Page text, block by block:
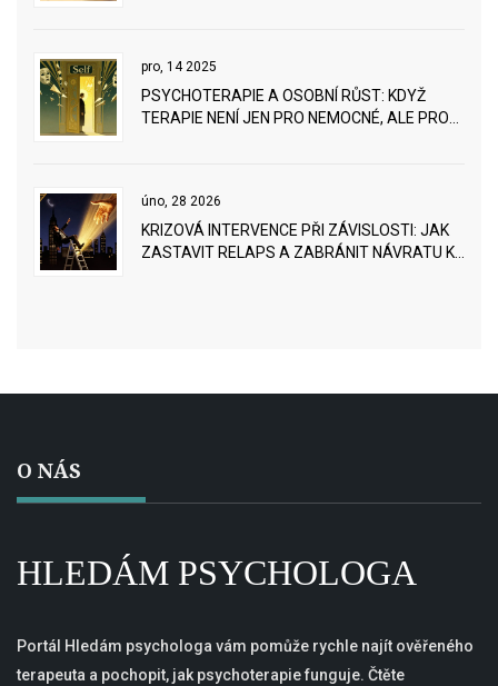
pro, 14 2025
PSYCHOTERAPIE A OSOBNÍ RŮST: KDYŽ
TERAPIE NENÍ JEN PRO NEMOCNÉ, ALE PRO
úno, 28 2026
KRIZOVÁ INTERVENCE PŘI ZÁVISLOSTI: JAK
ZASTAVIT RELAPS A ZABRÁNIT NÁVRATU K
O NÁS
HLEDÁM PSYCHOLOGA
Portál Hledám psychologa vám pomůže rychle najít ověřeného
terapeuta a pochopit, jak psychoterapie funguje. Čtěte